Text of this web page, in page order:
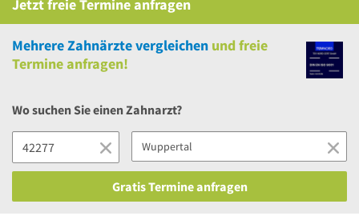
JetztfreieTermine anfragen
MehrereZahnärzte vergleichen undfreie
Termine anfragen!
Wo suchen Sie einen Zahnarzt?
Gratis Termine anfragen